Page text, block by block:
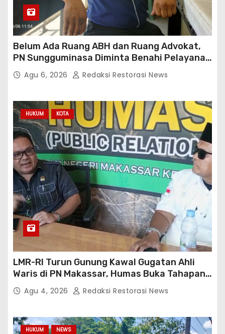
Belum Ada Ruang ABH dan Ruang Advokat,
PN Sungguminasa Diminta Benahi Pelayanan
PublikAgu 6, 2026 Redaksi Restorasi News
HUKUM KOTA
LMR-RI Turun Gunung Kawal Gugatan Ahli
Waris di PN Makassar, Humas Buka Tahapan
Persidangan
Agu 4, 2026 Redaksi Restorasi News
HUKUM NEWS